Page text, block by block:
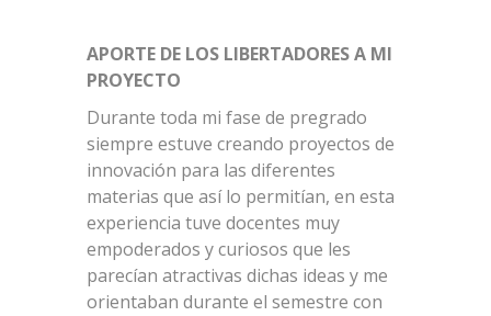
APORTE DE LOS LIBERTADORES A MI
PROYECTO
Durante toda mi fase de pregrado
siempre estuve creando proyectos de
innovación para las diferentes
materias que así lo permitían, en esta
experiencia tuve docentes muy
empoderados y curiosos que les
parecían atractivas dichas ideas y me
orientaban durante el semestre con